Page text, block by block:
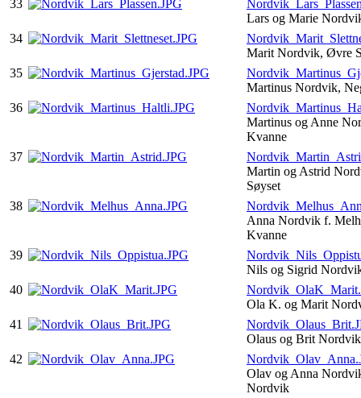
33
Lars og Marie
34
Marit Nordvik, Øvre
35
Martinus Nordvik,
36
Martinus og Anne
Kvanne
37
Martin og Astrid
Søyset
38
Anna Nordvik f.
Kvanne
39
Nils og Sigrid
40
Ola K. og Marit
41
Olaus og Brit
42
Olav og Anna
Nordvik